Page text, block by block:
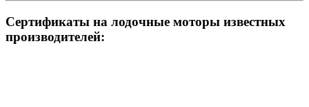
Сертификаты на лодочные моторы известных
производителей: